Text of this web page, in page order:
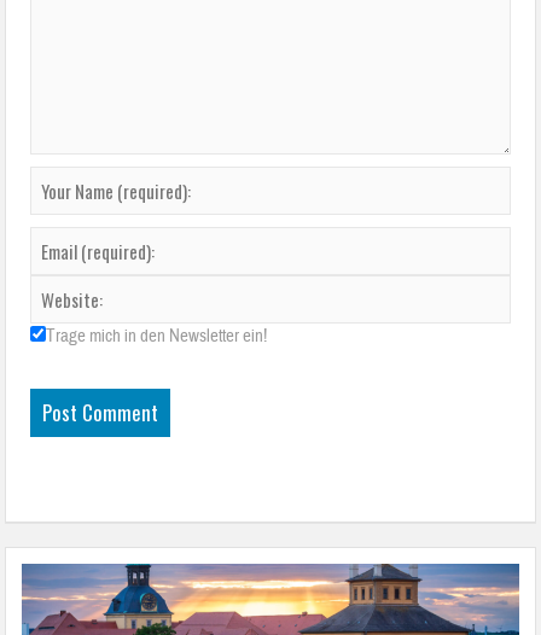
Trage mich in den Newsletter ein!